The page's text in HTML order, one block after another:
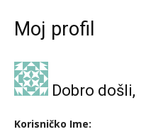
Moj profil
Dobro došli,
Korisničko Ime: